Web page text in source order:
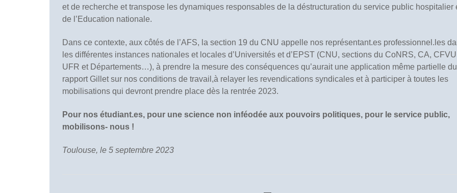
et de recherche et transpose les dynamiques responsables de la déstructuration du service public hospitalier
de l’Education nationale.
Dans ce contexte, aux côtés de l’AFS, la section 19 du CNU appelle nos représentant.es professionnel.les
les différentes instances nationales et locales d’Universités et d’EPST (CNU, sections du CoNRS, CA,
UFR et Départements…), à prendre la mesure des conséquences qu’aurait une application même partielle du
rapport Gillet sur nos conditions de travail,à relayer les revendications syndicales et à participer à toutes les
mobilisations qui devront prendre place dès la rentrée 2023.
Pour nos étudiant.es, pour une science non inféodée aux pouvoirs politiques, pour le service public,
mobilisons- nous !
Toulouse, le 5 septembre 2023